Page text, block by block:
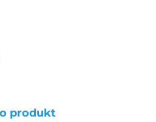
produkt